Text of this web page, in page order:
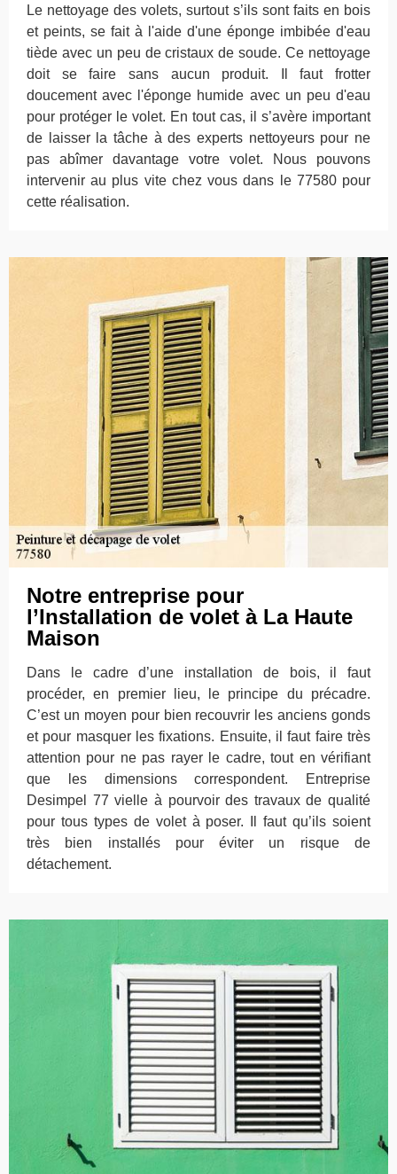
Le nettoyage des volets, surtout s’ils sont faits en bois
et peints, se fait à l'aide d'une éponge imbibée d'eau
tiède avec un peu de cristaux de soude. Ce nettoyage
doit se faire sans aucun produit. Il faut frotter
doucement avec l'éponge humide avec un peu d'eau
pour protéger le volet. En tout cas, il s’avère important
de laisser la tâche à des experts nettoyeurs pour ne
pas abîmer davantage votre volet. Nous pouvons
intervenir au plus vite chez vous dans le 77580 pour
cette réalisation.
Notre entreprise pour
l’Installation de volet à La Haute
Maison
Dans le cadre d’une installation de bois, il faut
procéder, en premier lieu, le principe du précadre.
C’est un moyen pour bien recouvrir les anciens gonds
et pour masquer les fixations. Ensuite, il faut faire très
attention pour ne pas rayer le cadre, tout en vérifiant
que les dimensions correspondent. Entreprise
Desimpel 77 vielle à pourvoir des travaux de qualité
pour tous types de volet à poser. Il faut qu’ils soient
très bien installés pour éviter un risque de
détachement.